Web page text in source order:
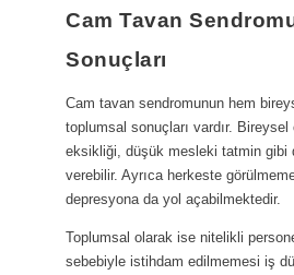
Cam Tavan
Sonuçları
Cam tavan sendromunun hem
toplumsal sonuçları vardır.
eksikliği, düşük mesleki tatmin gibi
verebilir. Ayrıca herkeste
depresyona da yol açabilmektedir.
Toplumsal olarak ise nitelikli
sebebiyle istihdam edilmemesi iş